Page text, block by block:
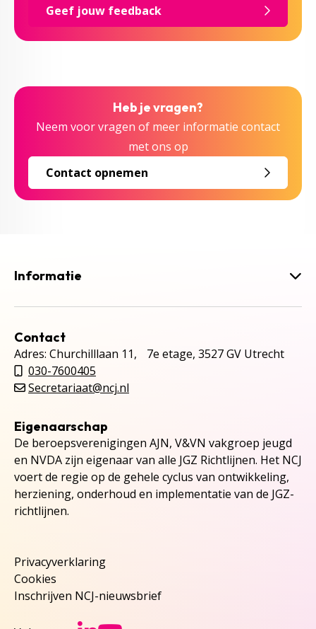
Geef jouw feedback
Heb je vragen?
Neem voor vragen of meer informatie contact
met ons op
Contact opnemen
Informatie
Contact
Adres: Churchilllaan 11, 7e etage, 3527 GV Utrecht
030-7600405
Secretariaat@ncj.nl
Eigenaarschap
De beroepsverenigingen AJN, V&VN vakgroep jeugd
en NVDA zijn eigenaar van alle JGZ Richtlijnen. Het NCJ
voert de regie op de gehele cyclus van ontwikkeling,
herziening, onderhoud en implementatie van de JGZ-
richtlijnen.
Privacyverklaring
Cookies
Inschrijven NCJ-nieuwsbrief